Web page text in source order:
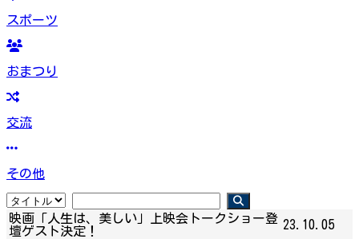
スポーツ
おまつり
交流
その他
映画「人生は、美しい」上映会トークショー登
壇ゲスト決定！
23.10.05